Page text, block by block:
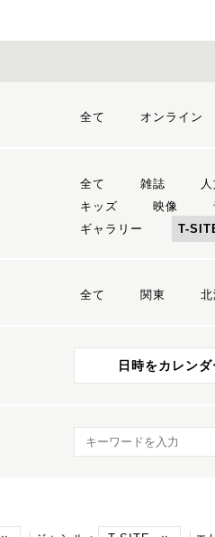
全て オンライン
全て 雑誌
キッズ
映像
ギャラリー
T-
全て 関東
日時をカレン
キーワード検索